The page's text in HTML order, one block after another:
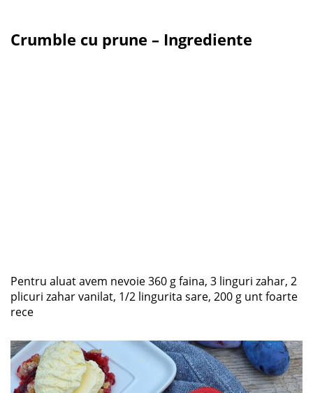
Crumble cu prune – Ingrediente
Pentru aluat avem nevoie 360 g faina, 3 linguri zahar, 2
plicuri zahar vanilat, 1/2 lingurita sare, 200 g unt foarte
rece